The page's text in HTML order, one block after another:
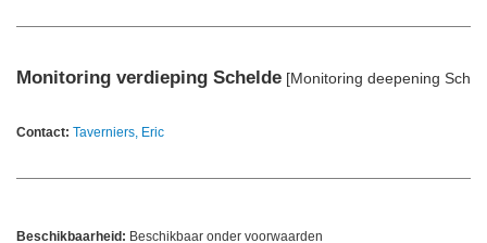
Monitoring verdieping Schelde [Monitoring deepening
Contact: Taverniers, Eric
Beschikbaarheid: Beschikbaar onder voorwaarden